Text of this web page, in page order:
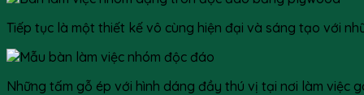
Tiếp tục là một thiết kế vô cùng hiện đại và sáng tạo với
Những tấm gỗ ép với hình dáng đầy thú vị tại nơi làm việc